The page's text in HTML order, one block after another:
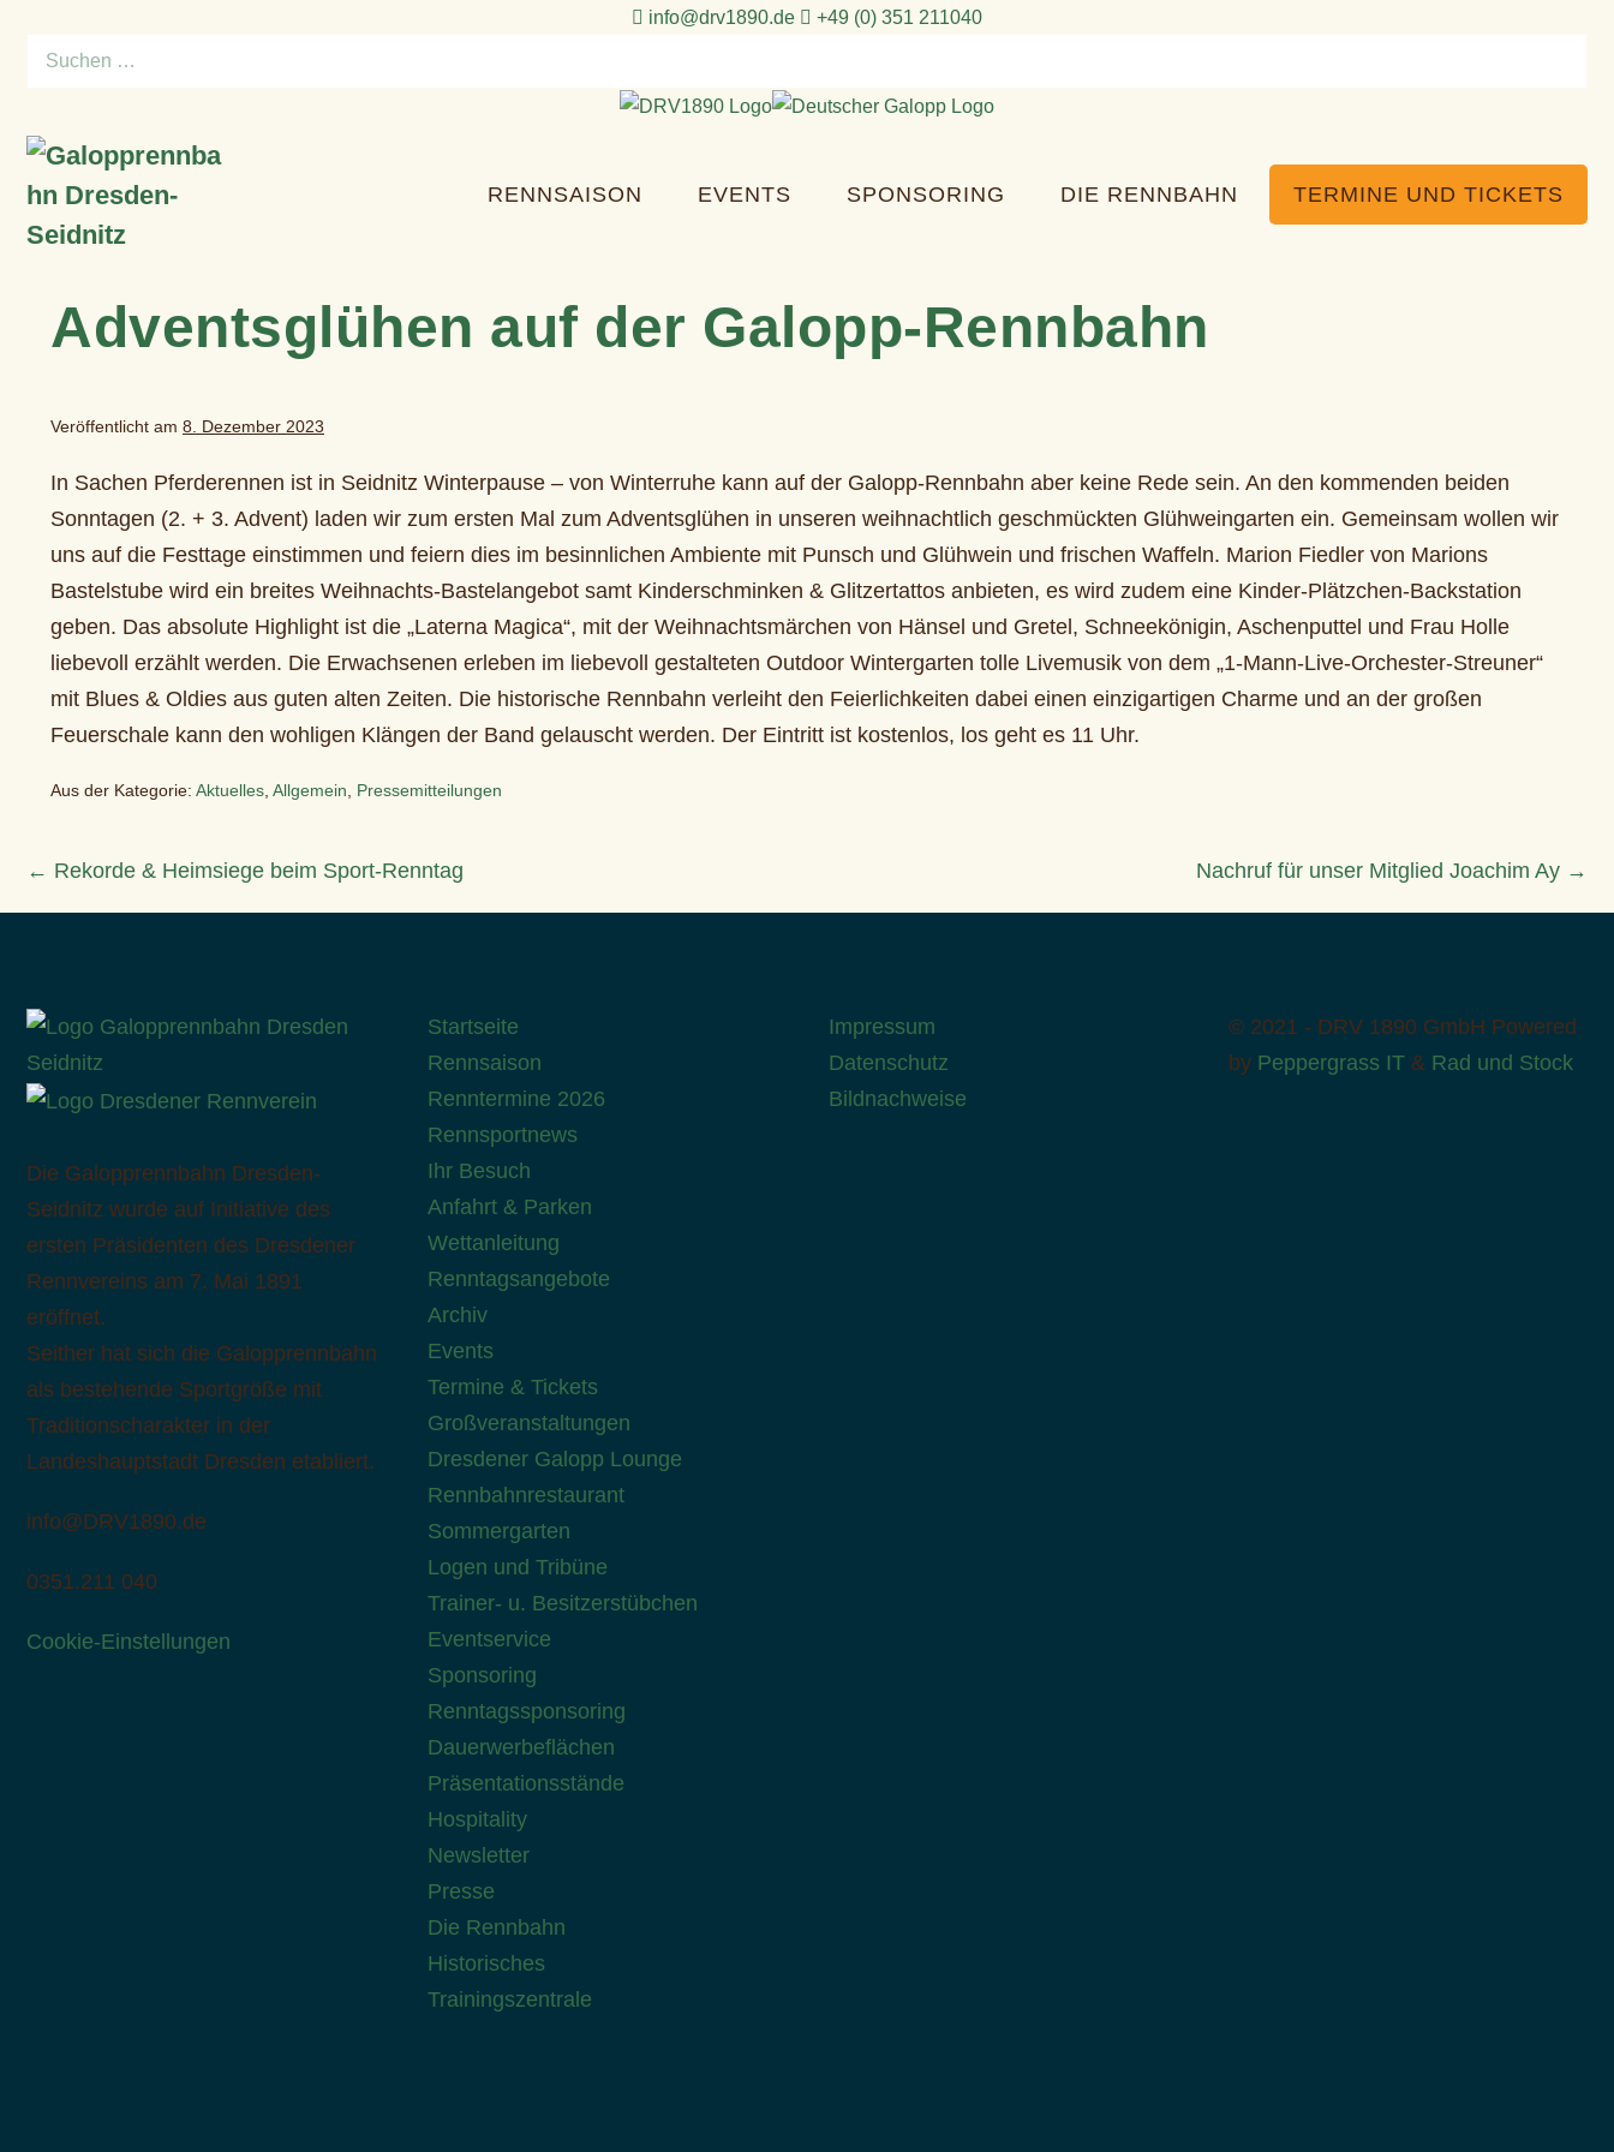
Inhalt
info@drv1890.de​
+49 (0) 351 211040
Suchen
RENNSAISON EVENTS SPONSORING DIE RENNBAHN TERMINE UND TICKETS
Adventsglühen auf der Galopp-Rennbahn
Veröffentlicht am 8. Dezember 2023
In Sachen Pferderennen ist in Seidnitz Winterpause – von Winterruhe kann auf der Galopp-Rennbahn aber keine Rede sein. An den kommenden beiden
Sonntagen (2. + 3. Advent) laden wir zum ersten Mal zum Adventsglühen in unseren weihnachtlich geschmückten Glühweingarten ein. Gemeinsam wollen wir
uns auf die Festtage einstimmen und feiern dies im besinnlichen Ambiente mit Punsch und Glühwein und frischen Waffeln. Marion Fiedler von Marions
Bastelstube wird ein breites Weihnachts-Bastelangebot samt Kinderschminken & Glitzertattos anbieten, es wird zudem eine Kinder-Plätzchen-Backstation
geben. Das absolute Highlight ist die „Laterna Magica“, mit der Weihnachtsmärchen von Hänsel und Gretel, Schneekönigin, Aschenputtel und Frau Holle
liebevoll erzählt werden. Die Erwachsenen erleben im liebevoll gestalteten Outdoor Wintergarten tolle Livemusik von dem „1-Mann-Live-Orchester-Streuner“
mit Blues & Oldies aus guten alten Zeiten. Die historische Rennbahn verleiht den Feierlichkeiten dabei einen einzigartigen Charme und an der großen
Feuerschale kann den wohligen Klängen der Band gelauscht werden. Der Eintritt ist kostenlos, los geht es 11 Uhr.
Aus der Kategorie: Aktuelles, Allgemein, Pressemitteilungen
Beitragsnavigation
← Rekorde & Heimsiege beim Sport-Renntag Nachruf für unser Mitglied Joachim Ay →
Die Galopprennbahn Dresden-
Seidnitz wurde auf Initiative des
ersten Präsidenten des Dresdener
Rennvereins am 7. Mai 1891
eröffnet.
Seither hat sich die Galopprennbahn
als bestehende Sportgröße mit
Traditionscharakter in der
Landeshauptstadt Dresden etabliert.
info@DRV1890.de
0351.211 040
Cookie-Einstellungen
Startseite
Rennsaison
Renntermine 2026
Rennsportnews
Ihr Besuch
Anfahrt & Parken
Wettanleitung
Renntagsangebote
Archiv
Events
Termine & Tickets
Großveranstaltungen
Dresdener Galopp Lounge
Rennbahnrestaurant
Sommergarten
Logen und Tribüne
Trainer- u. Besitzerstübchen
Eventservice
Sponsoring
Renntagssponsoring
Dauerwerbeflächen
Präsentationsstände
Hospitality
Newsletter
Presse
Die Rennbahn
Historisches
Trainingszentrale
Impressum
Datenschutz
Bildnachweise
© 2021 - DRV 1890 GmbH Powered
by Peppergrass IT & Rad und Stock